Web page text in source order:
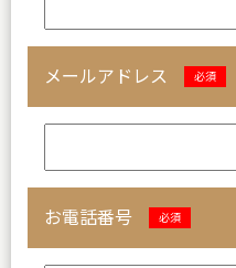
メールアドレス 必須
お電話番号 必須